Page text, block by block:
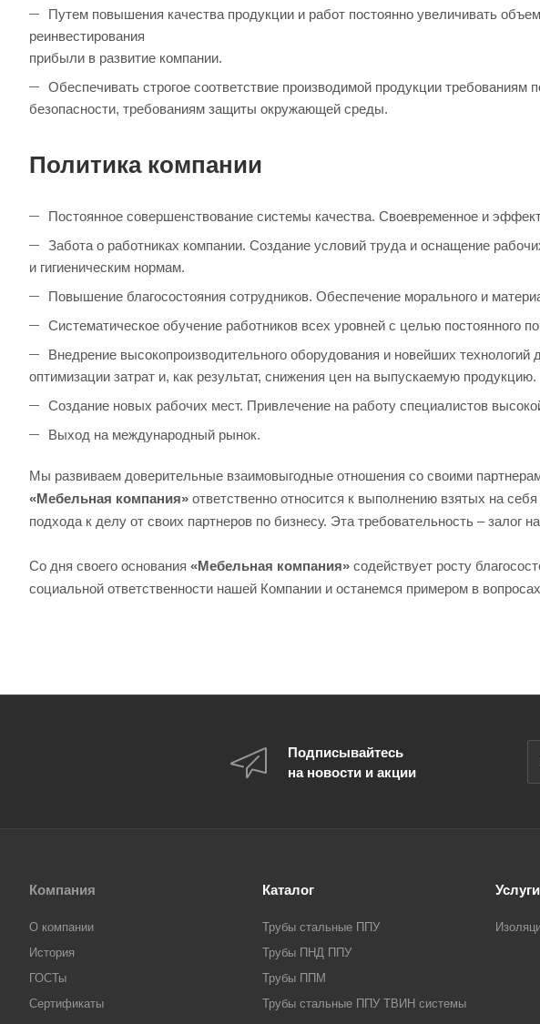
Путем повышения качества продукции и работ постоянно увеличивать
реинвестирования
прибыли в развитие компании.
Обеспечивать строгое соответствие производимой продукции требованиям
безопасности, требованиям защиты окружающей среды.
Политика компании
Постоянное совершенствование системы качества. Своевременное и
Забота о работниках компании. Создание условий труда и оснащение
и гигиеническим нормам.
Повышение благосостояния сотрудников. Обеспечение морального и
Систематическое обучение работников всех уровней с целью постоянного
Внедрение высокопроизводительного оборудования и новейших
оптимизации затрат и, как результат, снижения цен на выпускаемую продукцию.
Создание новых рабочих мест. Привлечение на работу специалистов
Выход на международный рынок.
Мы развиваем доверительные взаимовыгодные отношения со своими
«Мебельная компания» ответственно относится к выполнению взятых на
подхода к делу от своих партнеров по бизнесу. Эта требовательность – залог
Со дня своего основания «Мебельная компания» содействует росту
социальной ответственности нашей Компании и останемся примером в
Подписывайтесь
на новости и акции
Компания
О компании
История
ГОСТы
Сертификаты
Каталог
Трубы стальные ППУ
Трубы ПНД ППУ
Трубы ППМ
Трубы стальные ППУ ТВИН системы
Услуги